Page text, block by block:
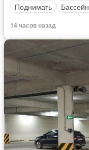
Поднимать
Бассейн
14 часов назад